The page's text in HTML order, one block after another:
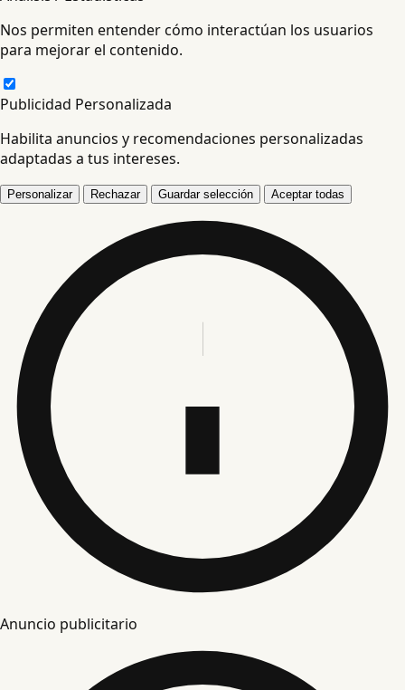
Nos permiten entender cómo interactúan los usuarios
para mejorar el contenido.
Publicidad Personalizada
Habilita anuncios y recomendaciones personalizadas
adaptadas a tus intereses.
Personalizar Rechazar Guardar selección Aceptar todas
Anuncio publicitario